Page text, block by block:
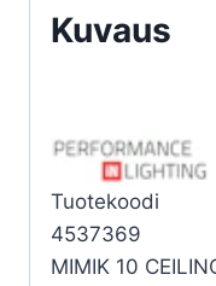
3KKuvaus
Tuotekoodi
4537369
MIMIK 10